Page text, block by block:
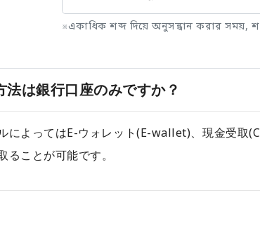
※একাধিক শব্দ দিয়ে অনুসন্ধান করার সময়,
法は銀行口座のみですか？
によってはE-ウォレット(E-wallet)、現金受取
ることが可能です。